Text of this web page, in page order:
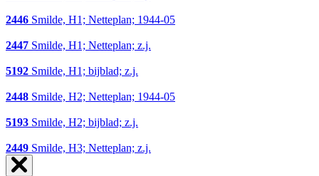
2446 Smilde, H1; Netteplan; 1944-05
2447 Smilde, H1; Netteplan; z.j.
5192 Smilde, H1; bijblad; z.j.
2448 Smilde, H2; Netteplan; 1944-05
5193 Smilde, H2; bijblad; z.j.
2449 Smilde, H3; Netteplan; z.j.